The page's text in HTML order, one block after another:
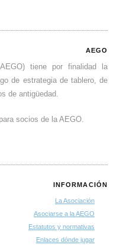
AEGO
tiene por finalidad la
de estrategia de tablero, de
de antigüedad.
para socios de la AEGO.
INFORMACIÓN
La Asociación
Asociarse a la AEGO
Estatutos y normativas
Enlaces dónde jugar